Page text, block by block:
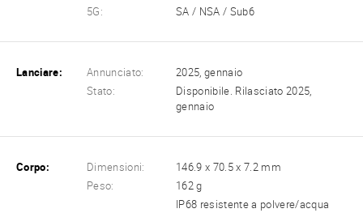
5G:
SA / NSA / Sub6
Lanciare: Annunciato:
2025, gennaio
Stato:
Disponibile. Rilasciato 2025,
gennaio
Corpo: Dimensioni:
146.9 x 70.5 x 7.2 mm
Peso:
162 g
IP68 resistente a polvere/acqua